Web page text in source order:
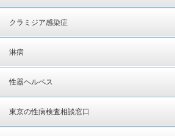
クラミジア感染症
淋病
性器ヘルペス
東京の性病検査相談窓口